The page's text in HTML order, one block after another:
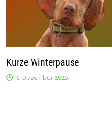
Kurze Winterpause
6. Dezember 2025